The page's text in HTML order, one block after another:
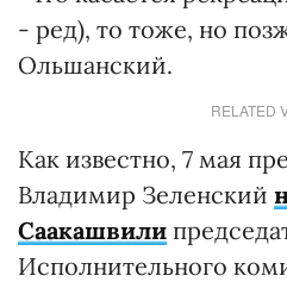
- ред), то тоже, но
Ольшанский.
RELATED
Как известно, 7 мая
Владимир Зеленский
Саакашвили
Исполнительного